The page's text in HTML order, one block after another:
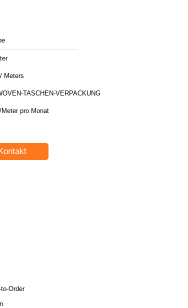
$1.00 - $3.50 / Meters
TASCHEN-VERPACKUNG
pro Monat
Order